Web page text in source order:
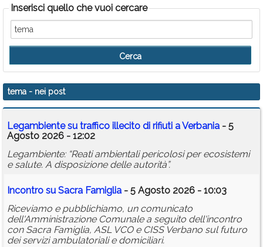
Sport
Eventi
Info Utili
Rubriche
Calendario
Annunci
Inserisci quello che vuoi cercare
tema - nei post
Legambiente su traffico illecito di rifiuti a Verbania - 5
Agosto 2026 - 12:02
Legambiente: “Reati ambientali pericolosi per ecosistemi
e salute. A disposizione delle autorità”.
Incontro su Sacra Famiglia - 5 Agosto 2026 - 10:03
Riceviamo e pubblichiamo, un comunicato
dell'Amministrazione Comunale a seguito dell'incontro
con Sacra Famiglia, ASL VCO e CISS Verbano sul futuro
dei servizi ambulatoriali e domiciliari.